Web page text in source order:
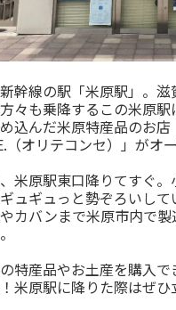
幹線の駅「米原駅」。
々も乗降するこの米原
込んだ米原特産品のお
（オリテコンセ）」がオ
米原駅東口降りてすぐ
ュギュっと勢ぞろいし
カバンまで米原市内で
特産品やお土産を購入
米原駅に降りた際はぜひ